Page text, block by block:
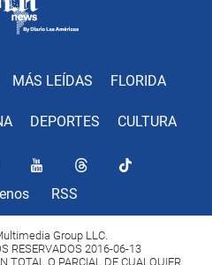
MÁS LEÍDAS FLORIDA
DEPORTES CULTURA
RSS
Group LLC.
RESERVADOS 2016-06-13
TOTAL O PARCIAL DE CUALQUIER